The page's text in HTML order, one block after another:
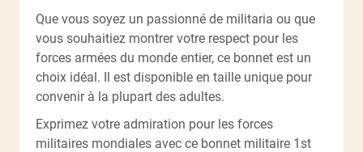
Que vous soyez un passionné de militaria ou que
vous souhaitiez montrer votre respect pour les
forces armées du monde entier, ce bonnet est un
choix idéal. Il est disponible en taille unique pour
convenir à la plupart des adultes.
Exprimez votre admiration pour les forces
militaires mondiales avec ce bonnet militaire 1st